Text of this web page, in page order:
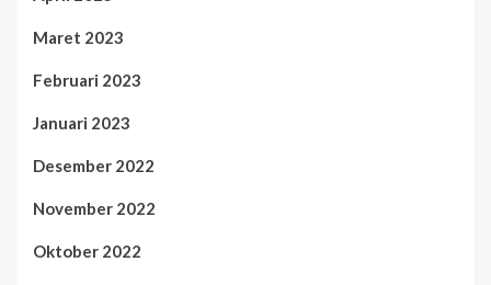
Maret 2023
Februari 2023
Januari 2023
Desember 2022
November 2022
Oktober 2022